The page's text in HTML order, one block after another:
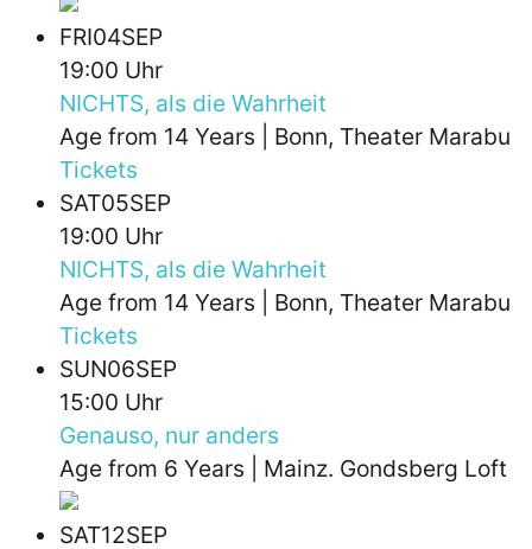
FRI04SEP
19:00 Uhr
NICHTS, als die Wahrheit
Age from 14 Years | Bonn, Theater Marabu
Tickets
SAT05SEP
19:00 Uhr
NICHTS, als die Wahrheit
Age from 14 Years | Bonn, Theater Marabu
Tickets
SUN06SEP
15:00 Uhr
Genauso, nur anders
Age from 6 Years | Mainz. Gondsberg Loft
SAT12SEP